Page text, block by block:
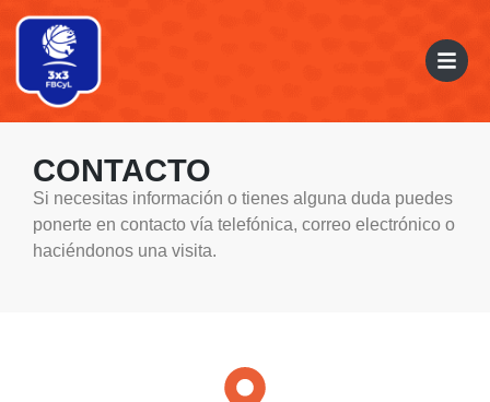
CONTACTO
Si necesitas información o tienes alguna duda puedes
ponerte en contacto vía telefónica, correo electrónico o
haciéndonos una visita.